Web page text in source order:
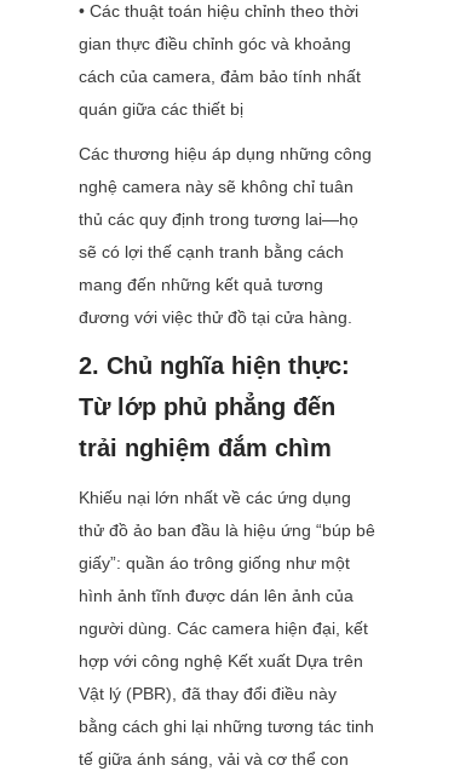
• Các thuật toán hiệu chỉnh theo thời
gian thực điều chỉnh góc và khoảng
cách của camera, đảm bảo tính nhất
quán giữa các thiết bị
Các thương hiệu áp dụng những công
nghệ camera này sẽ không chỉ tuân
thủ các quy định trong tương lai—họ
sẽ có lợi thế cạnh tranh bằng cách
mang đến những kết quả tương
đương với việc thử đồ tại cửa hàng.
2. Chủ nghĩa hiện thực:
Từ lớp phủ phẳng đến
trải nghiệm đắm chìm
Khiếu nại lớn nhất về các ứng dụng
thử đồ ảo ban đầu là hiệu ứng “búp bê
giấy”: quần áo trông giống như một
hình ảnh tĩnh được dán lên ảnh của
người dùng. Các camera hiện đại, kết
hợp với công nghệ Kết xuất Dựa trên
Vật lý (PBR), đã thay đổi điều này
bằng cách ghi lại những tương tác tinh
tế giữa ánh sáng, vải và cơ thể con